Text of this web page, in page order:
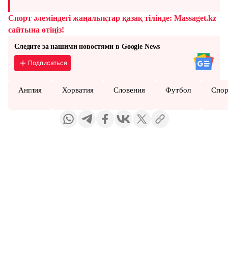
Спорт әлеміндегі жаңалықтар қазақ тілінде: Massaget.kz
сайтына өтіңіз!
Следите за нашими новостями в Google News
Подписаться
Англия Хорватия Словения Футбол